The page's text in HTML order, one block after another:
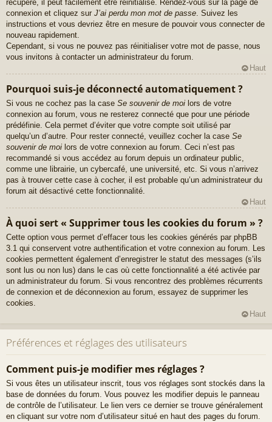
récupéré, il peut facilement être réinitialisé. Rendez-vous sur la page de
connexion et cliquez sur J’ai perdu mon mot de passe . Suivez les
instructions et vous devriez être en mesure de pouvoir vous connecter de
nouveau rapidement.
Cependant, si vous ne pouvez pas réinitialiser votre mot de passe, nous
vous invitons à contacter un administrateur du forum.
Haut
Pourquoi suis-je déconnecté automatiquement ?
Si vous ne cochez pas la case Se souvenir de moi lors de votre
connexion au forum, vous ne resterez connecté que pour une période
prédéfinie. Cela permet d’éviter que votre compte soit utilisé par
quelqu’un d’autre. Pour rester connecté, veuillez cocher la case Se
souvenir de moi lors de votre connexion au forum. Ceci n’est pas
recommandé si vous accédez au forum depuis un ordinateur public,
comme une librairie, un cybercafé, une université, etc. Si vous n’arrivez
pas à trouver cette case à cocher, il est probable qu’un administrateur du
forum ait désactivé cette fonctionnalité.
Haut
À quoi sert « Supprimer tous les cookies du forum » ?
Cette option vous permet d’effacer tous les cookies générés par phpBB
3.1 qui conservent votre authentification et votre connexion au forum. Les
cookies permettent également d’enregistrer le statut des messages (s’ils
sont lus ou non lus) dans le cas où cette fonctionnalité a été activée par
un administrateur du forum. Si vous rencontrez des problèmes récurrents
de connexion et de déconnexion au forum, essayez de supprimer les
cookies.
Haut
Préférences et réglages des utilisateurs
Comment puis-je modifier mes réglages ?
Si vous êtes un utilisateur inscrit, tous vos réglages sont stockés dans la
base de données du forum. Vous pouvez les modifier depuis le panneau
de contrôle de l’utilisateur. Le lien vers ce dernier se trouve généralement
en cliquant sur votre nom d’utilisateur situé en haut des pages du forum.